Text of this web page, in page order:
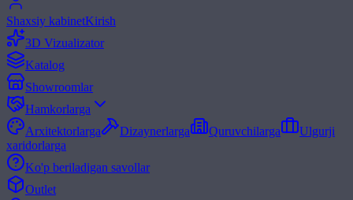
Shaxsiy kabinetKirish
3D Vizualizator
Katalog
Showroomlar
Hamkorlarga
Arxitektorlarga
Dizaynerlarga Quruvchilarga
Ulgurji
xaridorlarga
Ko'p beriladigan savollar
Outlet